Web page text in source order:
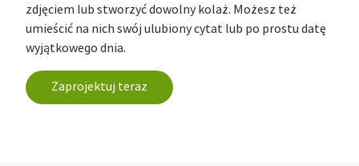
zdjęciem lub stworzyć dowolny kolaż. Możesz też
umieścić na nich swój ulubiony cytat lub po prostu datę
wyjątkowego dnia.
Zaprojektuj teraz